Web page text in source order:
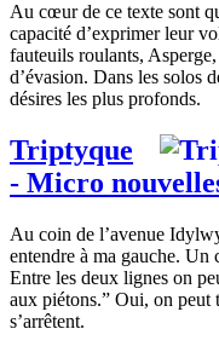
Au cœur de ce texte sont
capacité d’exprimer leur
fauteuils roulants,
d’évasion. Dans les solos
désires les plus profonds.
Triptyque
- Micro
Au coin de l’avenue
entendre à ma gauche. Un
Entre les deux lignes on
aux piétons.” Oui, on peut
s’arrêtent.